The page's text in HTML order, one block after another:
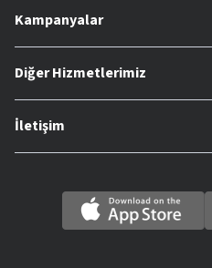
Kampanyalar
Diğer Hizmetlerimiz
İletişim